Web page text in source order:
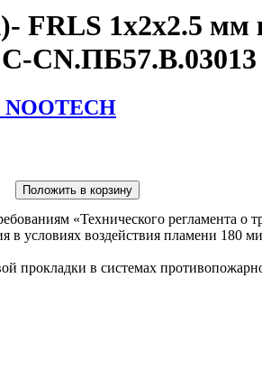
FRLS 1x2x2.5 мм
CN.ПБ57.В.03013
NOOTECH
Положить в корзину
«Технического регламента
условиях воздействия пламени 180
прокладки в системах